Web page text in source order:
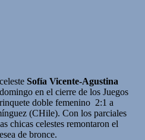
Sofía Vicente-Agustina
en el cierre de los Juegos
doble femenino 2:1 a
(CHile). Con los parciales
chicas celestes remontaron el
de bronce.